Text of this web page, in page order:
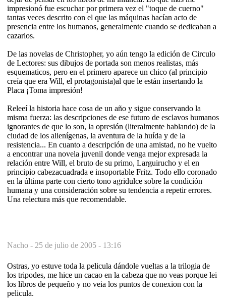
impresionó fue escuchar por primera vez el "toque de cuerno"
tantas veces descrito con el que las máquinas hacían acto de
presencia entre los humanos, generalmente cuando se dedicaban a
cazarlos.
De las novelas de Christopher, yo aún tengo la edición de Circulo
de Lectores: sus dibujos de portada son menos realistas, más
esquematicos, pero en el primero aparece un chico (al principio
creía que era Will, el protagonista)al que le están insertando la
Placa ¡Toma impresión!
Releeí la historia hace cosa de un año y sigue conservando la
misma fuerza: las descripciones de ese futuro de esclavos humanos
ignorantes de que lo son, la opresión (literalmente hablando) de la
ciudad de los alienígenas, la aventura de la huída y de la
resistencia... En cuanto a descripción de una amistad, no he vuelto
a encontrar una novela juvenil donde venga mejor expresada la
relación entre Will, el bruto de su primo, Larguirucho y el en
principio cabezacuadrada e insoportable Fritz. Todo ello coronado
en la última parte con cierto tono agridulce sobre la condición
humana y una consideración sobre su tendencia a repetir errores.
Una relectura más que recomendable.
Nacho - 25 de julio de 2005 - 13:16
Ostras, yo estuve toda la pelicula dándole vueltas a la trilogia de
los tripodes, me hice un cacao en la cabeza que no veas porque lei
los libros de pequeño y no veia los puntos de conexion con la
pelicula.